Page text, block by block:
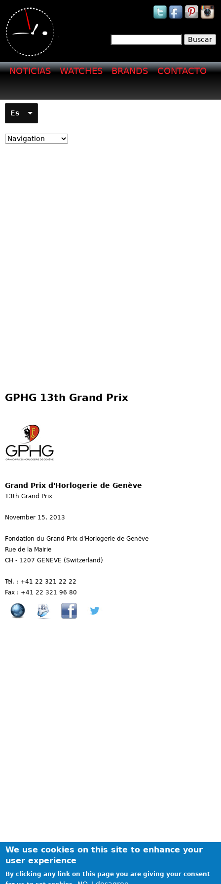
Formulario de
búsqueda
GPHG 13th Grand Prix
Grand Prix d'Horlogerie de Genève
13th Grand Prix
November 15, 2013
Fondation du Grand Prix d'Horlogerie de Genève
Rue de la Mairie
CH - 1207 GENEVE (Switzerland)
Tel. : +41 22 321 22 22
Fax : +41 22 321 96 80
NOTICIAS WATCHES BRANDS CONTACTO
Es
We use cookies on this site to enhance your
user experience
By clicking any link on this page you are giving your consent